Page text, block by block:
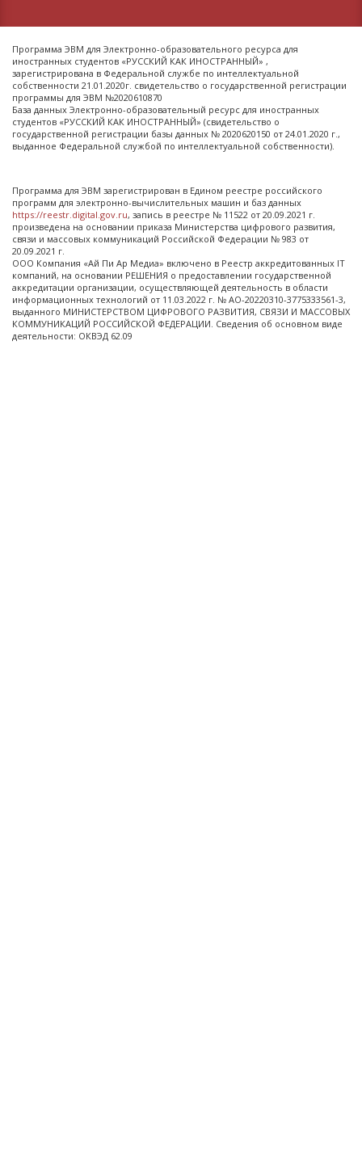
Программа ЭВМ для Электронно-образовательного ресурса для
иностранных студентов «РУССКИЙ КАК ИНОСТРАННЫЙ» ,
зарегистрирована в Федеральной службе по интеллектуальной
собственности 21.01.2020г. свидетельство о государственной регистрации
программы для ЭВМ №2020610870
База данных Электронно-образовательный ресурс для иностранных
студентов «РУССКИЙ КАК ИНОСТРАННЫЙ» (свидетельство о
государственной регистрации базы данных № 2020620150 от 24.01.2020 г.,
выданное Федеральной службой по интеллектуальной собственности).
Программа для ЭВМ зарегистрирован в Едином реестре российского
программ для электронно-вычислительных машин и баз данных
https://reestr.digital.gov.ru, запись в реестре № 11522 от 20.09.2021 г.
произведена на основании приказа Министерства цифрового развития,
связи и массовых коммуникаций Российской Федерации № 983 от
20.09.2021 г.
ООО Компания «Ай Пи Ар Медиа» включено в Реестр аккредитованных IT
компаний, на основании РЕШЕНИЯ о предоставлении государственной
аккредитации организации, осуществляющей деятельность в области
информационных технологий от 11.03.2022 г. № АО-20220310-3775333561-3,
выданного МИНИСТЕРСТВОМ ЦИФРОВОГО РАЗВИТИЯ, СВЯЗИ И МАССОВЫХ
КОММУНИКАЦИЙ РОССИЙСКОЙ ФЕДЕРАЦИИ. Сведения об основном виде
деятельности: ОКВЭД 62.09